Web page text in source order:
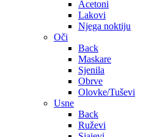
Acetoni
Lakovi
Njega noktiju
Oči
Back
Maskare
Sjenila
Obrve
Olovke/Tuševi
Usne
Back
Ruževi